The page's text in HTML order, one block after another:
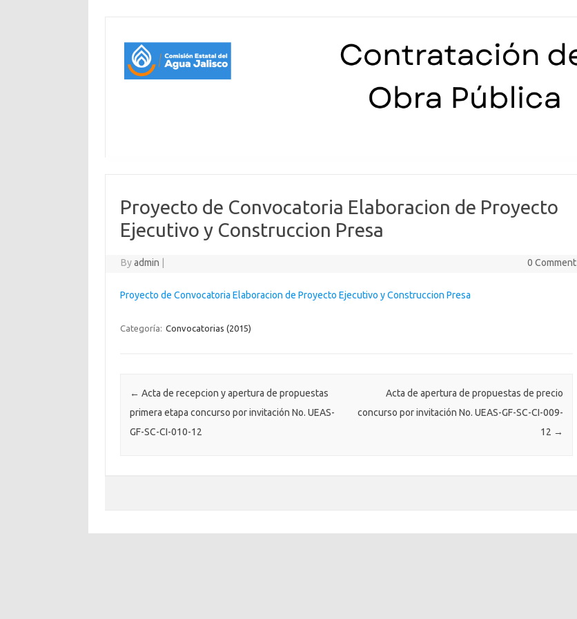
Proyecto de Convocatoria Elaboracion de Proyecto
Ejecutivo y Construccion Presa
Byadmin 0 Comment
Proyecto de Convocatoria Elaboracion de Proyecto Ejecutivo y Construccion Presa
Categoría: Convocatorias (2015)
Post navigation
← Acta de recepcion y apertura de propuestas
primera etapa concurso por invitación No. UEAS-
GF-SC-CI-010-12
Acta de apertura de propuestas de precio
concurso por invitación No. UEAS-GF-SC-CI-009-
12 →